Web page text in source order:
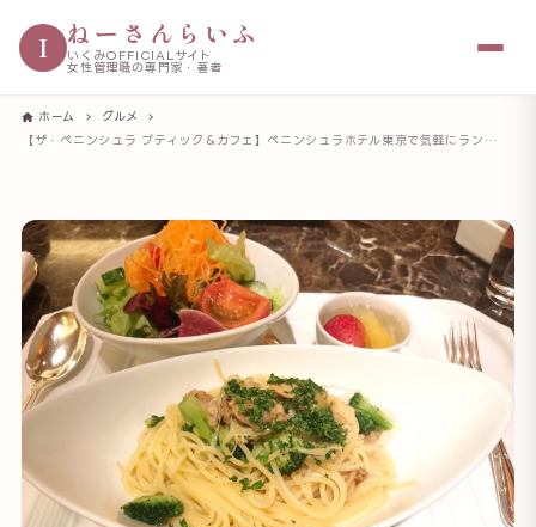
I ねーさんらいふ
いくみOFFICIALサイト
女性管理職の専門家・著者
ホーム
グルメ
【ザ・ペニンシュラ ブティック＆カフェ】ペニンシュラホテル東京で気軽にランチをいただけるお店（休業中）